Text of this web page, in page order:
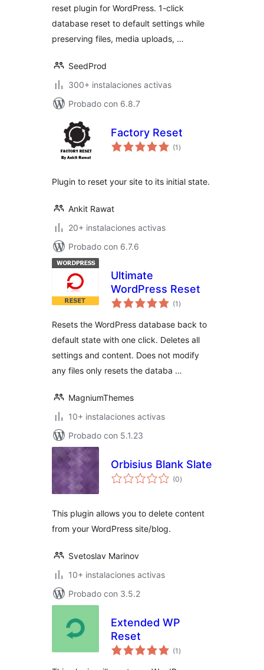
reset plugin for WordPress. 1-click
database reset to default settings while
preserving files, media uploads, …
SeedProd
300+ instalaciones activas
Probado con 6.8.7
Factory Reset
(1 valoraciones
en
)
Plugin to reset your site to its initial state.
Ankit Rawat
20+ instalaciones activas
Probado con 6.7.6
Ultimate
WordPress Reset
(1 valoraciones
en
)
Resets the WordPress database back to
default state with one click. Deletes all
settings and content. Does not modify
any files only resets the databa …
MagniumThemes
10+ instalaciones activas
Probado con 5.1.23
Orbisius Blank Slate
(0valoraciones
en
)
This plugin allows you to delete content
from your WordPress site/blog.
Svetoslav Marinov
10+ instalaciones activas
Probado con 3.5.2
Extended WP
Reset
(1 valoraciones
en
)